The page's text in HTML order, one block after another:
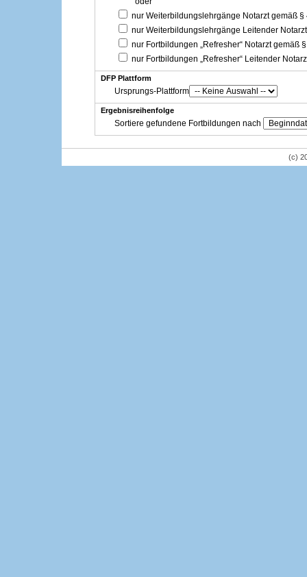
nur Weiterbildungslehrgänge Notarzt gemäß §
nur Weiterbildungslehrgänge Leitender
nur Fortbildungen „Refresher“ Notarzt gemäß
nur Fortbildungen „Refresher“ Leitender
DFP Plattform
Ursprungs-Plattform
Ergebnisreihenfolge
Sortiere gefundene Fortbildungen nach
(c)